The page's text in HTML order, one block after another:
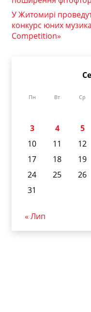
У Житомирі
конкурс юних
Competition»
Пн Вт Ср
3
4 5
10
11 12
17
18 19
24
25 26
31
« Лип